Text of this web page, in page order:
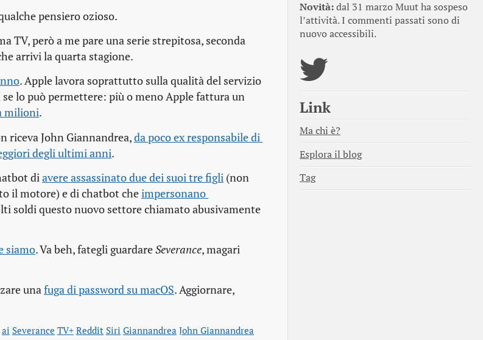
pensiero ozioso.
TV, però a me pare una serie strepitosa, seconda
arrivi la quarta stagione.
. Apple lavora soprattutto sulla qualità del servizio
lo può permettere: più o meno Apple fattura un
milioni.
riceva John Giannandrea,da poco ex responsabile di
degli ultimi anni.
di avere assassinato due dei suoi tre figli (non
il motore) e di chatbot cheimpersonano
soldi questo nuovo settore chiamato abusivamente
siamo. Va beh, fategli guardareSeverance, magari
unafuga di password su macOS. Aggiornare,
ai Severance TV+ Reddit Siri Giannandrea John Giannandrea
Novità:dal 31 marzo Muut ha sospeso
l’attività. I commenti passati sono di
nuovo accessibili.
Link
Ma chi è?
Esplora il blog
Tag